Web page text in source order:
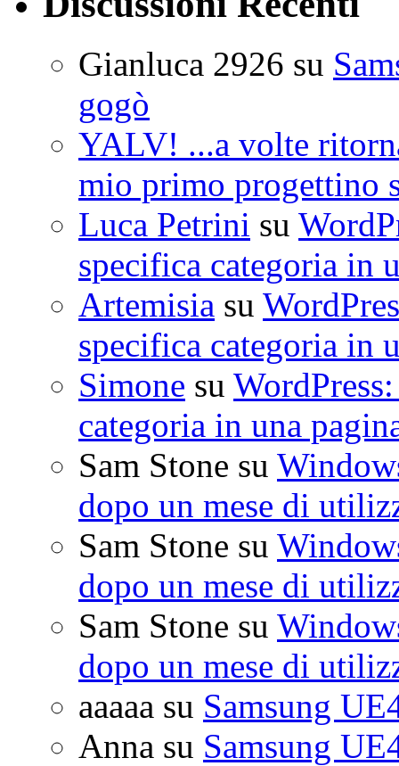
Gianluca 2926 su
gogò
YALV! ...a volte
mio primo progettino
Luca Petrini su
specifica categoria in
Artemisia su
specifica categoria in
Simone su
categoria in una
Sam Stone su
dopo un mese di
Sam Stone su
dopo un mese di
Sam Stone su
dopo un mese di
aaaaa su Samsung
Anna su Samsung